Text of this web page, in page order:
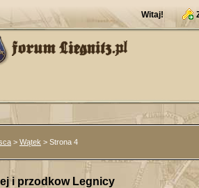
Witaj!
> Wątek > Strona 4
i przodkow Legnicy